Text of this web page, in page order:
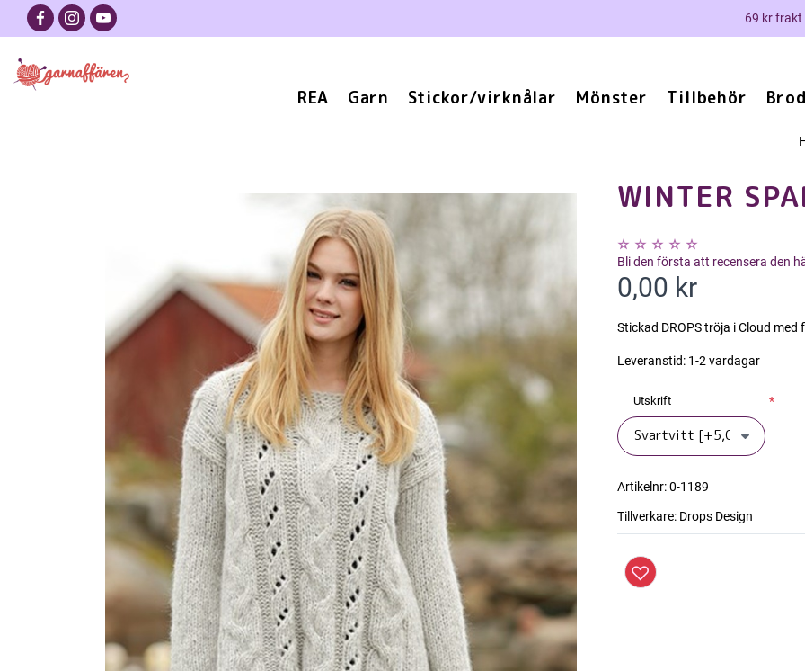
69 kr
REA Garn Stickor/virknålar Mönster Tillbehör
WINTER
Bli den första att recensera den
0,00 kr
Stickad DROPS tröja i Cloud
Leveranstid: 1-2 vardagar
Utskrift *
Artikelnr:0-1189
Tillverkare: Drops Design